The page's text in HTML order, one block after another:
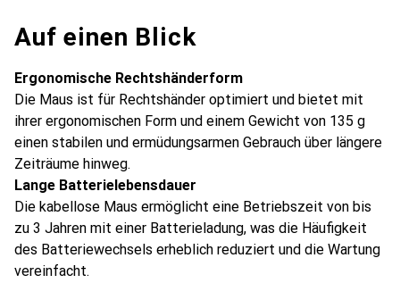
Auf einen Blick
Ergonomische Rechtshänderform
Die Maus ist für Rechtshänder optimiert und bietet mit
ihrer ergonomischen Form und einem Gewicht von 135 g
einen stabilen und ermüdungsarmen Gebrauch über längere
Zeiträume hinweg.
Lange Batterielebensdauer
Die kabellose Maus ermöglicht eine Betriebszeit von bis
zu 3 Jahren mit einer Batterieladung, was die Häufigkeit
des Batteriewechsels erheblich reduziert und die Wartung
vereinfacht.